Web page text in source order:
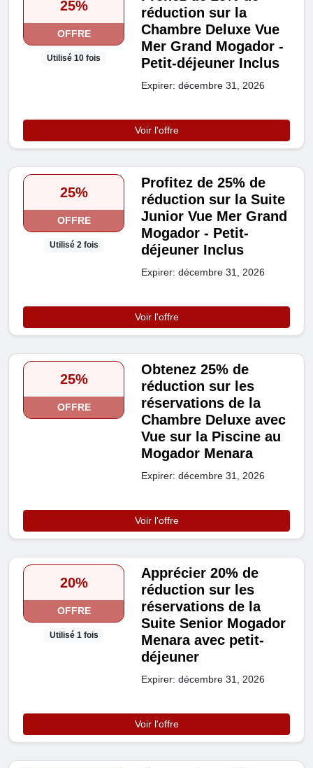
25%
OFFRE
Utilisé 10 fois
réduction sur la
Chambre Deluxe Vue
Mer Grand Mogador -
Petit-déjeuner Inclus
Expirer: décembre 31, 2026
Voir l'offre
25%
OFFRE
Utilisé 2 fois
Profitez de 25% de
réduction sur la Suite
Junior Vue Mer Grand
Mogador - Petit-
déjeuner Inclus
Expirer: décembre 31, 2026
Voir l'offre
25%
OFFRE
Obtenez 25% de
réduction sur les
réservations de la
Chambre Deluxe avec
Vue sur la Piscine au
Mogador Menara
Expirer: décembre 31, 2026
Voir l'offre
20%
OFFRE
Utilisé 1 fois
Apprécier 20% de
réduction sur les
réservations de la
Suite Senior Mogador
Menara avec petit-
déjeuner
Expirer: décembre 31, 2026
Voir l'offre